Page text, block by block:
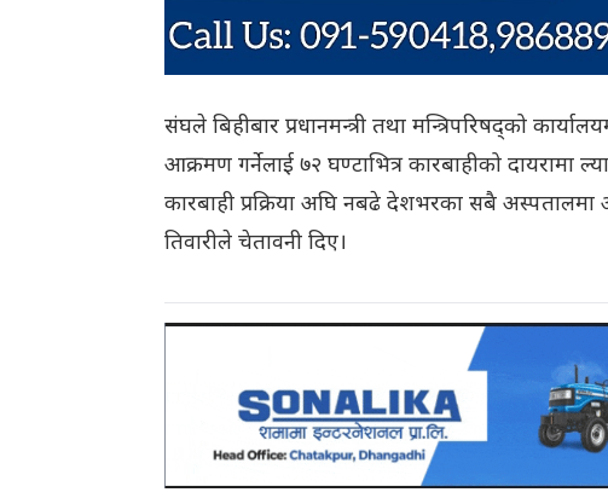
संघले बिहीबार प्रधानमन्त्री तथा मन्त्रिपरिषद्को
आक्रमण गर्नेलाई ७२ घण्टाभित्र कारबाहीको दायरामा
कारबाही प्रक्रिया अघि नबढे देशभरका सबै
तिवारीले चेतावनी दिए।